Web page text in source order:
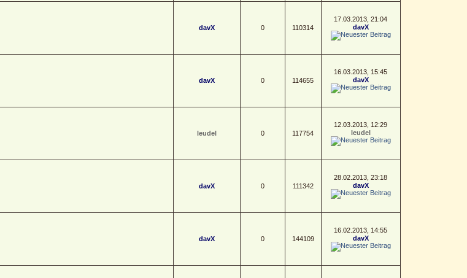
davX 0 110314
17.03.2013, 21:04
davX
davX 0 114655
16.03.2013, 15:45
davX
leudel 0 117754
12.03.2013, 12:29
leudel
davX 0 111342
28.02.2013, 23:18
davX
davX 0 144109
16.02.2013, 14:55
davX